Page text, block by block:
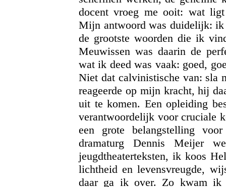
docent vroeg me ooit: wat
Mijn antwoord was duidelijk:
de grootste woorden die ik
Meuwissen was daarin de
wat ik deed was vaak: goed,
Niet dat calvinistische van: sla
reageerde op mijn kracht, hij
uit te komen. Een opleiding
verantwoordelijk voor cruciale
een grote belangstelling
dramaturg Dennis Meijer
jeugdtheaterteksten, ik koos
lichtheid en levensvreugde,
daar ga ik over. Zo kwam ik